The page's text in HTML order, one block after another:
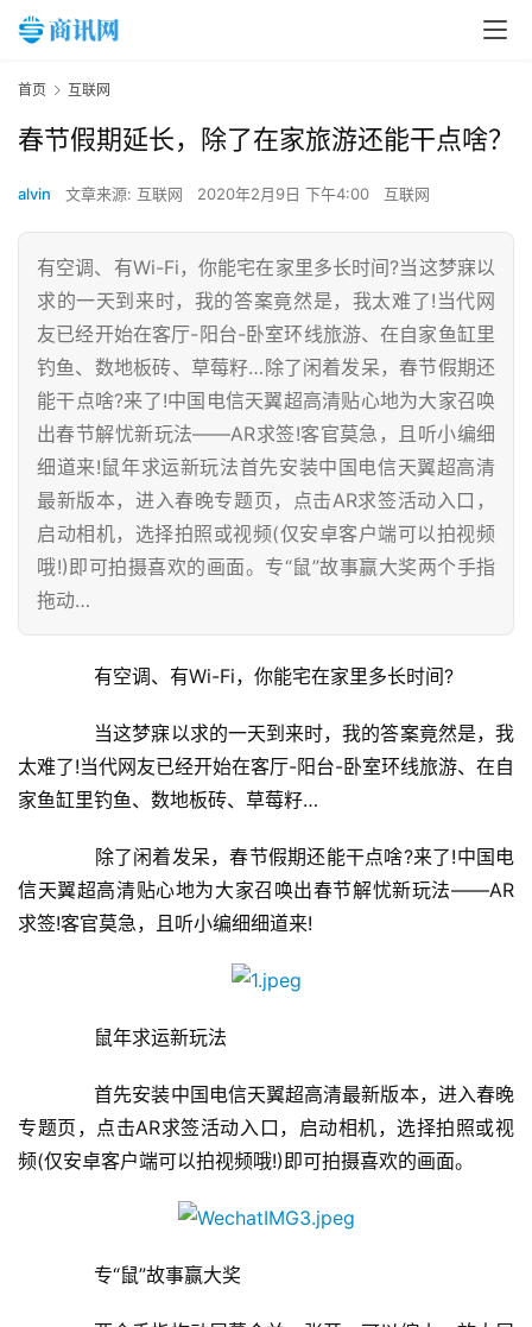
首页 互联网
春节假期延长，除了在家旅游还能干点啥？
alvin 文章来源: 互联网 2020年2月9日 下午4:00 互联网
有空调、有Wi-Fi，你能宅在家里多长时间?当这梦寐以
求的一天到来时，我的答案竟然是，我太难了!当代网
友已经开始在客厅-阳台-卧室环线旅游、在自家鱼缸里
钓鱼、数地板砖、草莓籽…除了闲着发呆，春节假期还
能干点啥?来了!中国电信天翼超高清贴心地为大家召唤
出春节解忧新玩法——AR求签!客官莫急，且听小编细
细道来!鼠年求运新玩法首先安装中国电信天翼超高清
最新版本，进入春晚专题页，点击AR求签活动入口，
启动相机，选择拍照或视频(仅安卓客户端可以拍视频
哦!)即可拍摄喜欢的画面。专“鼠”故事赢大奖两个手指
拖动…
有空调、有Wi-Fi，你能宅在家里多长时间?
当这梦寐以求的一天到来时，我的答案竟然是，我
太难了!当代网友已经开始在客厅-阳台-卧室环线旅游、在自
家鱼缸里钓鱼、数地板砖、草莓籽…
除了闲着发呆，春节假期还能干点啥?来了!中国电
信天翼超高清贴心地为大家召唤出春节解忧新玩法——AR
求签!客官莫急，且听小编细细道来!
鼠年求运新玩法
首先安装中国电信天翼超高清最新版本，进入春晚
专题页，点击AR求签活动入口，启动相机，选择拍照或视
频(仅安卓客户端可以拍视频哦!)即可拍摄喜欢的画面。
专“鼠”故事赢大奖